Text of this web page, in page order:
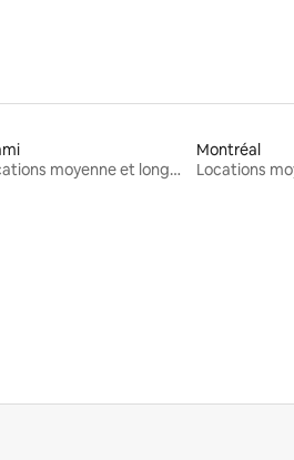
Locations moyenne et longue durée
Montréal